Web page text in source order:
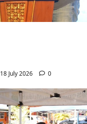
18 July 2026 0